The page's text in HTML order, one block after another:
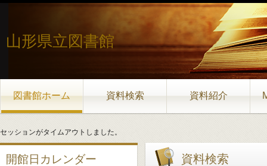
山形県立図書館
図書館ホーム 資料検索 資料紹介
セッションがタイムアウトしました。
開館日カレンダー 資料検索